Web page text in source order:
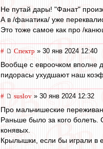
Не путай дары! "Фанат"
А в /фанатика/ уже
Это тоже самое как про /
# Спектр » 30 янв 2024 12:40
Вообще с евроочком вполне
пидорасы ухудшают наш
# suslov » 30 янв 2024 12:32
Про мальчишеские
Раньше было за кого
конявых.
Крылышки, если бы играли в